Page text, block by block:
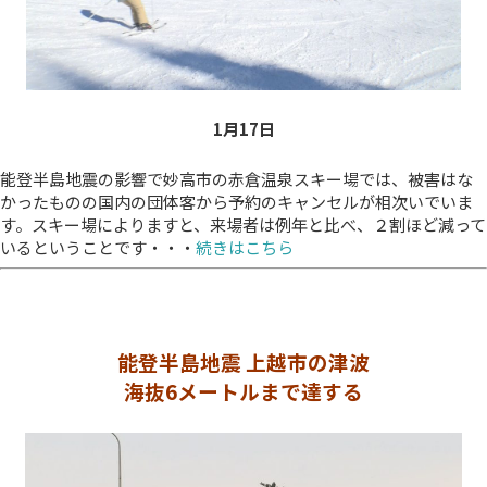
1月17日
能登半島地震の影響で妙高市の赤倉温泉スキー場では、被害はな
かったものの国内の団体客から予約のキャンセルが相次いでいま
す。スキー場によりますと、来場者は例年と比べ、２割ほど減って
いるということです・・・ 続きはこちら
能登半島地震 上越市の津波
海抜6メートルまで達する